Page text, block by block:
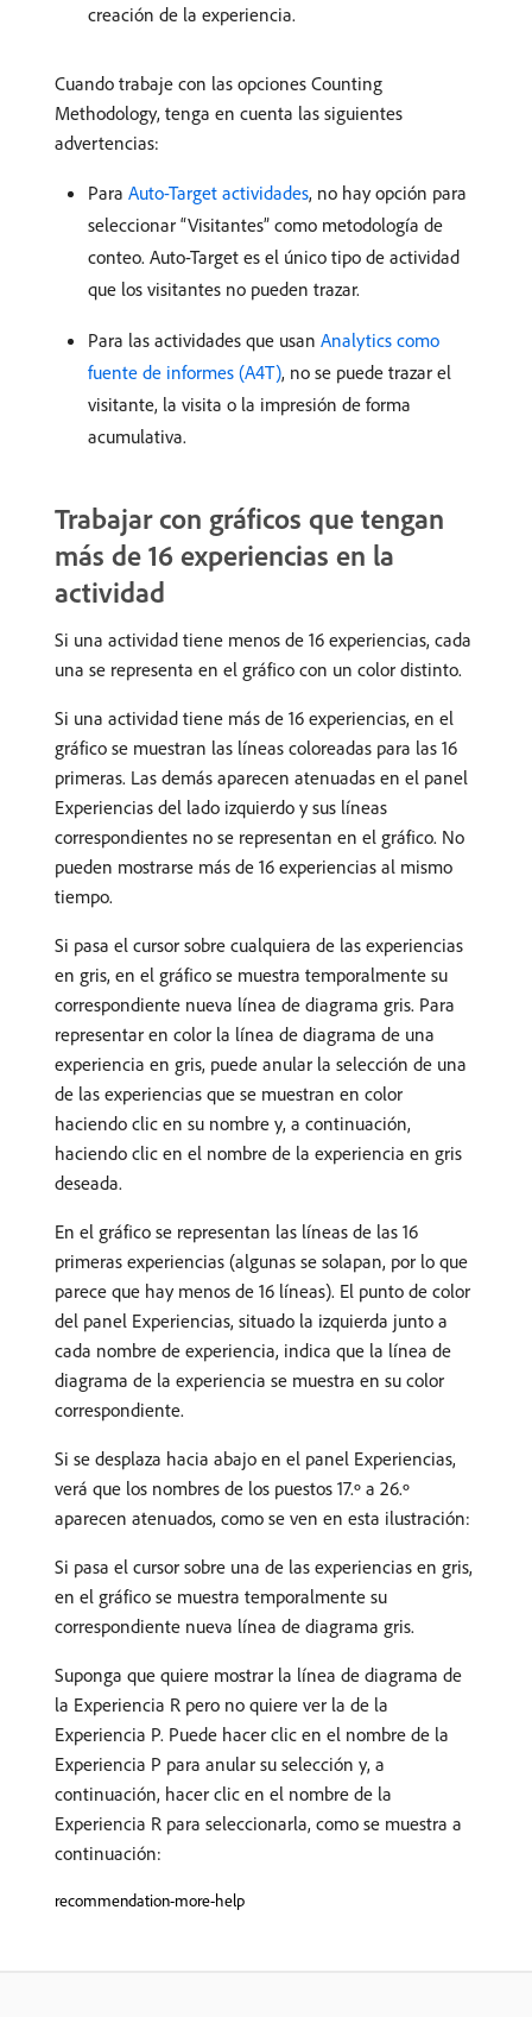
creación de la experiencia.
Cuando trabaje con las opciones Counting
Methodology, tenga en cuenta las siguientes
advertencias:
Para Auto-Target actividades, no hay opción para
seleccionar “Visitantes” como metodología de
conteo. Auto-Target es el único tipo de actividad
que los visitantes no pueden trazar.
Para las actividades que usan Analytics como
fuente de informes (A4T), no se puede trazar el
visitante, la visita o la impresión de forma
acumulativa.
Trabajar con gráficos que tengan
más de 16 experiencias en la
actividad
Si una actividad tiene menos de 16 experiencias, cada
una se representa en el gráfico con un color distinto.
Si una actividad tiene más de 16 experiencias, en el
gráfico se muestran las líneas coloreadas para las 16
primeras. Las demás aparecen atenuadas en el panel
Experiencias del lado izquierdo y sus líneas
correspondientes no se representan en el gráfico. No
pueden mostrarse más de 16 experiencias al mismo
tiempo.
Si pasa el cursor sobre cualquiera de las experiencias
en gris, en el gráfico se muestra temporalmente su
correspondiente nueva línea de diagrama gris. Para
representar en color la línea de diagrama de una
experiencia en gris, puede anular la selección de una
de las experiencias que se muestran en color
haciendo clic en su nombre y, a continuación,
haciendo clic en el nombre de la experiencia en gris
deseada.
En el gráfico se representan las líneas de las 16
primeras experiencias (algunas se solapan, por lo que
parece que hay menos de 16 líneas). El punto de color
del panel Experiencias, situado la izquierda junto a
cada nombre de experiencia, indica que la línea de
diagrama de la experiencia se muestra en su color
correspondiente.
Si se desplaza hacia abajo en el panel Experiencias,
verá que los nombres de los puestos 17.º a 26.º
aparecen atenuados, como se ven en esta ilustración:
Si pasa el cursor sobre una de las experiencias en gris,
en el gráfico se muestra temporalmente su
correspondiente nueva línea de diagrama gris.
Suponga que quiere mostrar la línea de diagrama de
la Experiencia R pero no quiere ver la de la
Experiencia P. Puede hacer clic en el nombre de la
Experiencia P para anular su selección y, a
continuación, hacer clic en el nombre de la
Experiencia R para seleccionarla, como se muestra a
continuación:
recommendation-more-help